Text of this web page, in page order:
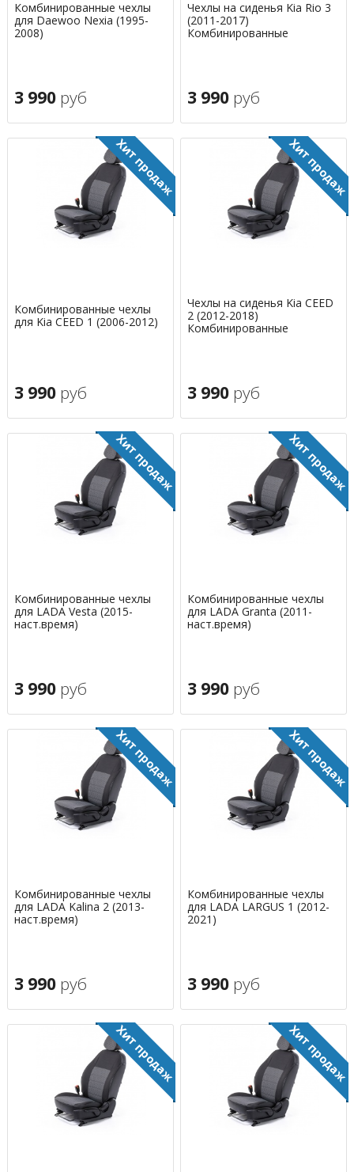
Комбинированные чехлы
для Daewoo Nexia (1995-
2008)
3 990 руб
Чехлы на сиденья Kia Rio 3
(2011-2017)
Комбинированные
3 990 руб
Комбинированные чехлы
для Kia CEED 1 (2006-2012)
3 990 руб
Чехлы на сиденья Kia CEED
2 (2012-2018)
Комбинированные
3 990 руб
Комбинированные чехлы
для LADA Vesta (2015-
наст.время)
3 990 руб
Комбинированные чехлы
для LADA Granta (2011-
наст.время)
3 990 руб
Комбинированные чехлы
для LADA Kalina 2 (2013-
наст.время)
3 990 руб
Комбинированные чехлы
для LADA LARGUS 1 (2012-
2021)
3 990 руб